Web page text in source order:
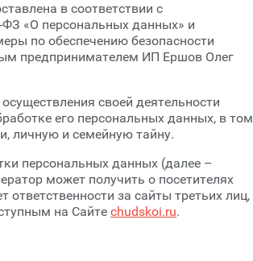
в соответствии с
«О персональных данных» и
по обеспечению безопасности
предпринимателем ИП Ершов Олег
своей деятельности
его персональных данных, в том
личную и семейную тайну.
персональных данных (далее –
может получить о посетителях
ответственности за сайты третьих лиц,
на Сайте chudskoi.ru.